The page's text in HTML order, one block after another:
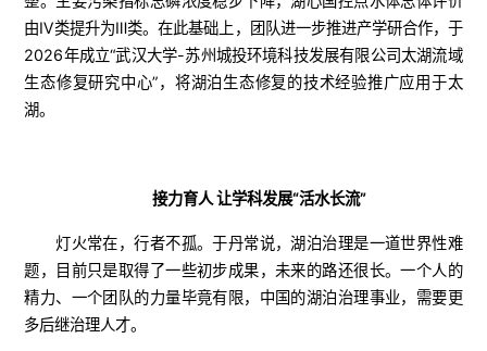
由Ⅳ类提升为Ⅲ类。在此基础上，团队进一步推进产学研合作，于
2026年成立“武汉大学-苏州城投环境科技发展有限公司太湖流域
生态修复研究中心”，将湖泊生态修复的技术经验推广应用于太
湖。
接力育人 让学科发展“活水长流”
灯火常在，行者不孤。于丹常说，湖泊治理是一道世界性难
题，目前只是取得了一些初步成果，未来的路还很长。一个人的
精力、一个团队的力量毕竟有限，中国的湖泊治理事业，需要更
多后继治理人才。